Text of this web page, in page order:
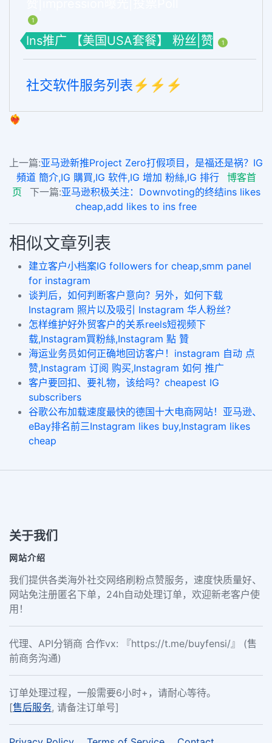
1
Ins推广 【美国USA套餐】 粉丝|赞 1
社交软件服务列表⚡️⚡️⚡️
❤️‍🔥
上一篇:亚马逊新推Project Zero打假项目，是福还是祸？IG
頻道 簡介,IG 購買,IG 软件,IG 增加 粉絲,IG 排行
博客首
页
下一篇:亚马逊积极关注：Downvoting的终结ins likes
cheap,add likes to ins free
相似文章列表
建立客户小档案IG followers for cheap,smm panel
for instagram
谈判后，如何判断客户意向？另外，如何下载
Instagram 照片以及吸引 Instagram 华人粉丝？
怎样维护好外贸客户的关系reels短视频下
载,Instagram買粉絲,Instagram 點 贊
海运业务员如何正确地回访客户！instagram 自动 点
赞,Instagram 订阅 购买,Instagram 如何 推广
客户要回扣、要礼物，该给吗？cheapest IG
subscribers
谷歌公布加载速度最快的德国十大电商网站！亚马逊、
eBay排名前三Instagram likes buy,Instagram likes
cheap
关于我们
网站介绍
我们提供各类海外社交网络刷粉点赞服务，速度快质量好、
网站免注册匿名下单，24h自动处理订单，欢迎新老客户使
用！
代理、API分销商 合作vx: 『https://t.me/buyfensi/』 (售
前商务沟通)
订单处理过程，一般需要6小时+，请耐心等待。
[售后服务, 请备注订单号]